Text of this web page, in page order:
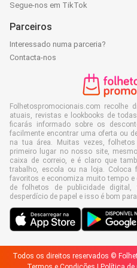
Segue-nos em TikTok
Parceiros
Interessado numa parceria?
Contacta-nos
Folhetospromocionais.com recolhe
atuais, revistas e lookbooks de
ficarás informado sobre os
facilmente encontrar uma oferta ou
na tua área. Muitas vezes,
primeiro lugar no nosso site,
caixa de correio, e é claro que
trabalho, escola ou na loja. Coloca
favoritos e economiza muito tempo
de folhetos de publicidade
desperdício de papel e isso é bom
Todos os direitos reservados ©